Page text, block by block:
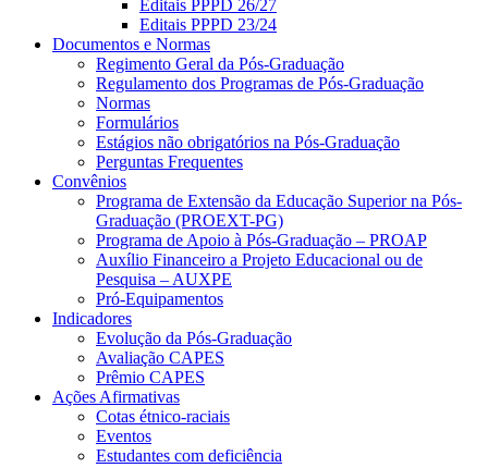
Editais PPPD 26/27
Editais PPPD 23/24
Documentos e Normas
Regimento Geral da Pós-Graduação
Regulamento dos Programas de Pós-Graduação
Normas
Formulários
Estágios não obrigatórios na Pós-Graduação
Perguntas Frequentes
Convênios
Programa de Extensão da Educação Superior na Pós-
Graduação (PROEXT-PG)
Programa de Apoio à Pós-Graduação – PROAP
Auxílio Financeiro a Projeto Educacional ou de
Pesquisa – AUXPE
Pró-Equipamentos
Indicadores
Evolução da Pós-Graduação
Avaliação CAPES
Prêmio CAPES
Ações Afirmativas
Cotas étnico-raciais
Eventos
Estudantes com deficiência